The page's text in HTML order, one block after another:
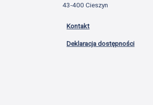
43-400 Cieszyn
Kontakt
Deklaracja dostępności